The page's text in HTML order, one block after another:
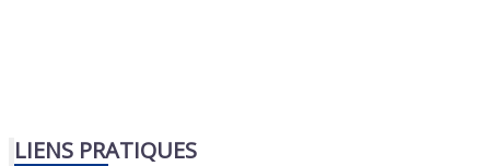
LIENS PRATIQUES